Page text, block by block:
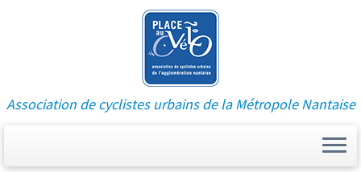
Association de cyclistes urbains de la Métropole Nantaise